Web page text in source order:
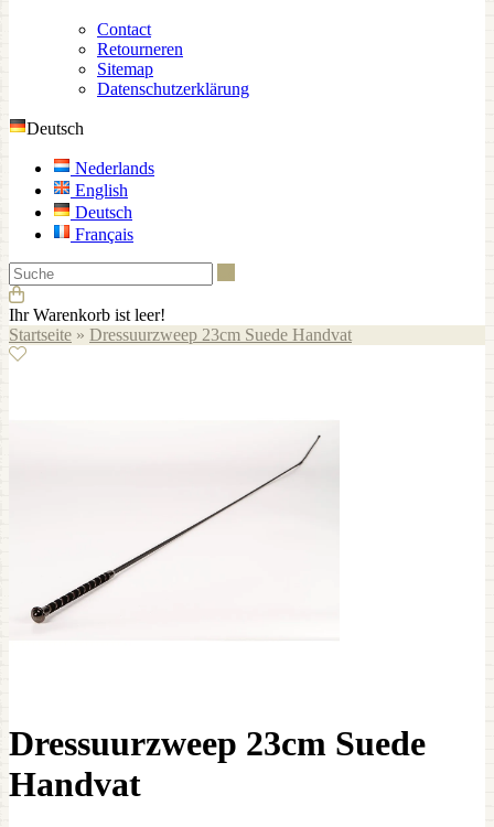
Contact
Retourneren
Sitemap
Datenschutzerklärung
Deutsch
Nederlands
English
Deutsch
Français
Ihr Warenkorb ist leer!
Startseite » Dressuurzweep 23cm Suede Handvat
Dressuurzweep 23cm Suede
Handvat